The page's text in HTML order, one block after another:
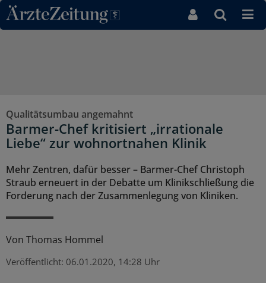
Direkt zum Inhaltsbereich
Qualitätsumbau angemahnt
Barmer-Chef kritisiert „irrationale
Liebe“ zur wohnortnahen Klinik
Mehr Zentren, dafür besser – Barmer-Chef Christoph
Straub erneuert in der Debatte um Klinikschließung die
Forderung nach der Zusammenlegung von Kliniken.
Von Thomas Hommel
Veröffentlicht: 06.01.2020, 14:28 Uhr